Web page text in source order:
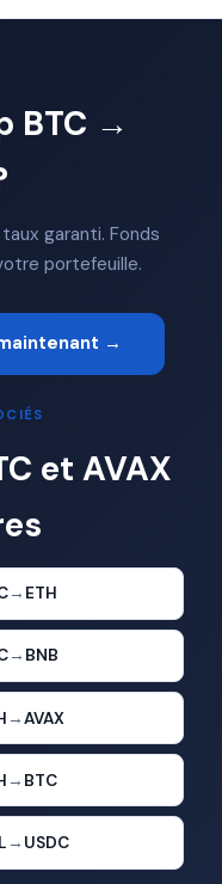
BTC →
garanti. Fonds
portefeuille.
→
et AVAX
→ ETH
→ BNB
→AVAX
→ BTC
→ USDC